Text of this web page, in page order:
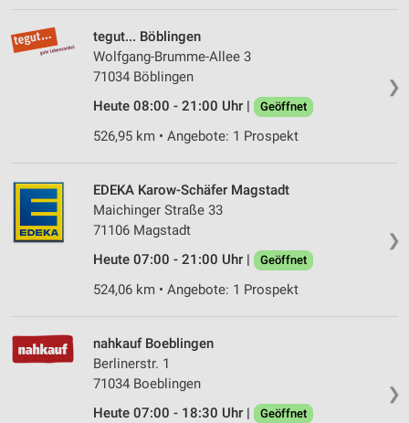
❯
tegut... Böblingen
Wolfgang-Brumme-Allee 3
71034 Böblingen
Heute 08:00 - 21:00 Uhr |
Geöffnet
526,95 km • Angebote: 1 Prospekt
❯
EDEKA Karow-Schäfer Magstadt
Maichinger Straße 33
71106 Magstadt
Heute 07:00 - 21:00 Uhr |
Geöffnet
524,06 km • Angebote: 1 Prospekt
❯
nahkauf Boeblingen
Berlinerstr. 1
71034 Boeblingen
Heute 07:00 - 18:30 Uhr |
Geöffnet